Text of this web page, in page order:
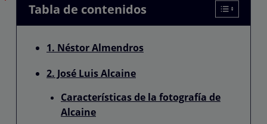
Tabla de contenidos
1. Néstor Almendros
2. José Luis Alcaine
Características de la fotografía de
Alcaine